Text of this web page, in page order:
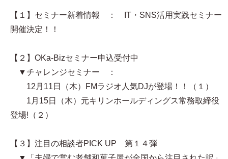
【１】セミナー新着情報 ： IT・SNS活用実践セミナー
開催決定！！
【２】OKa-Bizセミナー申込受付中
▼チャレンジセミナー ：
12月11日（木）FMラジオ人気DJが登場！！（１）
1月15日（木）元キリンホールディングス常務取締役
登場!（２）
【３】注目の相談者PICK UP 第１４弾